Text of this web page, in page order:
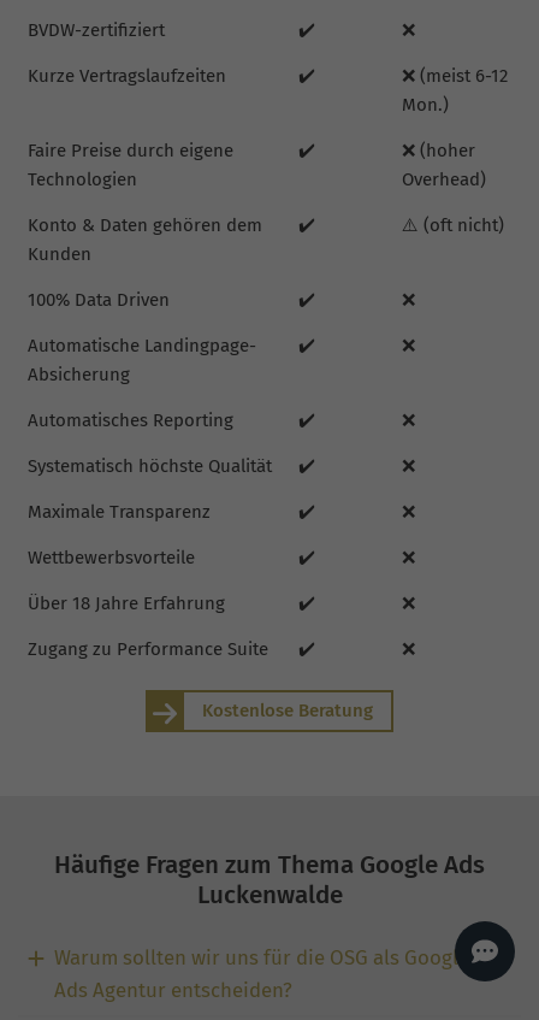
BVDW-zertifiziert ✔️ ❌
Kurze Vertragslaufzeiten ✔️
❌ (meist 6-12
Mon.)
Faire Preise durch eigene
Technologien
✔️
❌ (hoher
Overhead)
Konto & Daten gehören dem
Kunden
✔️ ⚠️ (oft nicht)
100% Data Driven ✔️ ❌
Automatische Landingpage-
Absicherung
✔️ ❌
Automatisches Reporting ✔️ ❌
Systematisch höchste Qualität ✔️ ❌
Maximale Transparenz ✔️ ❌
Wettbewerbsvorteile ✔️ ❌
Über 18 Jahre Erfahrung ✔️ ❌
Zugang zu Performance Suite ✔️ ❌
Kostenlose Beratung
Häufige Fragen zum Thema Google Ads
Luckenwalde
Warum sollten wir uns für die OSG als Google
Ads Agentur entscheiden?
seoagentur.de. 👋
Monat, inkl. Content,